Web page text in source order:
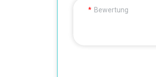
Bewertung